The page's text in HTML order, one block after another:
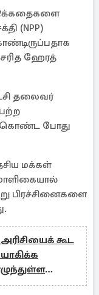
(NPP)
ஹேரத்
தலைவர்
கொண்ட போது
மக்கள்
பிரச்சினைகளை
கூட